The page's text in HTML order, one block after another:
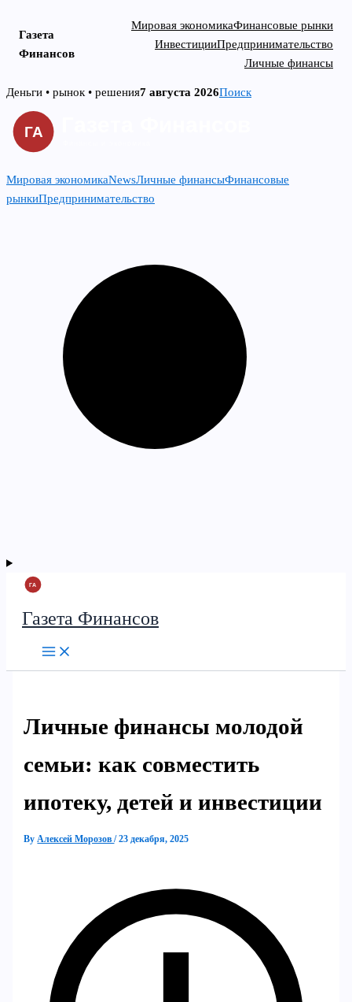
Газета
Финансов
Мировая экономикаФинансовые рынки
ИнвестицииПредпринимательство
Личные финансы
Skip
content
Деньги • рынок • решения7 августа 2026Поиск
Мировая экономикаNewsЛичные финансыФинансовые
рынкиПредпринимательство
Газета Финансов
Личные финансы молодой
семьи: как совместить
ипотеку, детей и инвестиции
ByАлексей Морозов/23 декабря, 2025